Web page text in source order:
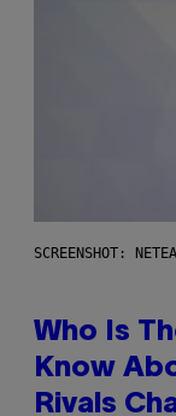
SCREENSHOT:
Who Is
Know
Rivals